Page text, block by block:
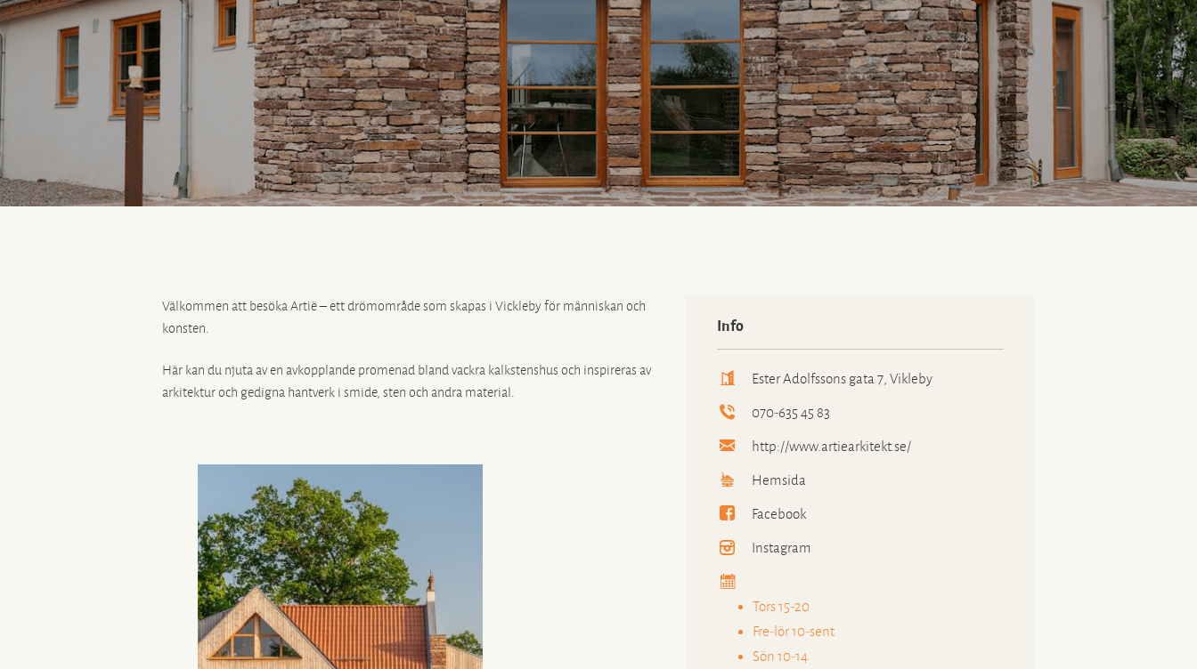
Välkommen att besöka Artië – ett drömområde som skapas i Vickleby för människan och
konsten.
Här kan du njuta av en avkopplande promenad bland vackra kalkstenshus och inspireras av
arkitektur och gedigna hantverk i smide, sten och andra material.
Info
Ester Adolfssons gata 7, Vikleby
070-635 45 83
http://www.artiearkitekt.se/
Hemsida
Facebook
Instagram
Tors 15-20
Fre-lör 10-sent
Sön 10-14